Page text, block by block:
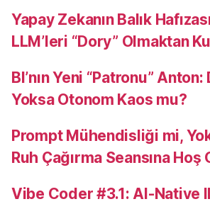
Yapay Zekanın Balık
LLM’leri “Dory” Olmaktan
BI’nın Yeni “Patronu”
Yoksa Otonom Kaos mu?
Prompt Mühendisliği mi,
Ruh Çağırma Seansına Hoş
Vibe Coder #3.1: AI-Native